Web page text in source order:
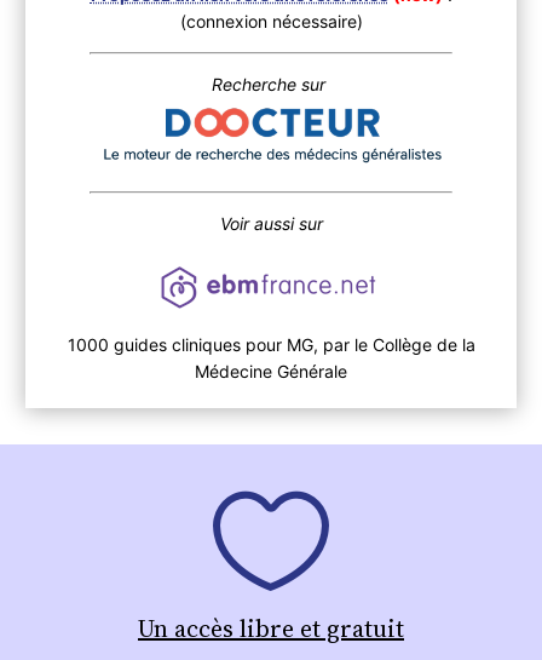
(connexion nécessaire)
Recherche sur
Voir aussi sur
1000 guides cliniques pour MG, par le Collège de la
Médecine Générale
Un accès libre et gratuit